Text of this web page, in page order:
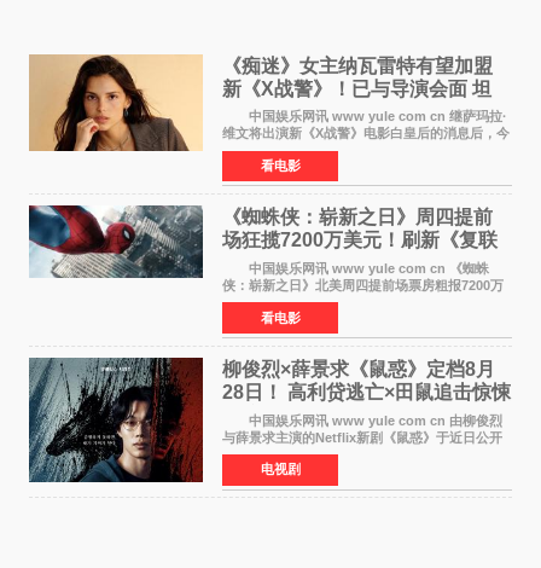
《痴迷》女主纳瓦雷特有望加盟
新《X战警》！已与导演会面 坦
言“魔形女一直很酷”
中国娱乐网讯 www yule com cn 继萨玛拉·
维文将出演新《X战警》电影白皇后的消息后，今
年暑期档大热恐怖片《痴迷》女主角印达·纳瓦雷
特也有望加盟这部备受瞩目的漫威新作——目前
还处于有
看电影
《蜘蛛侠：崭新之日》周四提前
场狂揽7200万美元！刷新《复联
4》保持影史纪录
中国娱乐网讯 www yule com cn 《蜘蛛
侠：崭新之日》北美周四提前场票房粗报7200万
美元，创下影史单片北美提前场票房新纪录——
此前该纪录由《复仇者联盟4：终局之战》的6000
万美元保持，本
看电影
柳俊烈×薛景求《鼠惑》定档8月
28日！ 高利贷逃亡×田鼠追击惊悚
来袭
中国娱乐网讯 www yule com cn 由柳俊烈
与薛景求主演的Netflix新剧《鼠惑》于近日公开
主海报，正式定档8月28日上线。 海报中，柳
俊烈与薛景求背对背站立，各自朝向相反方向，
幽暗的色调与
电视剧